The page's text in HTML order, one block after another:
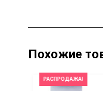
Похожие
РАСПРОДАЖА!